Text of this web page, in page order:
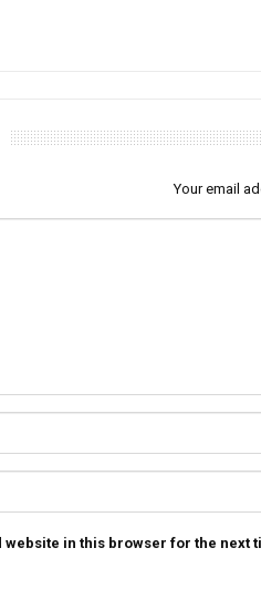
Your email
website in this browser for the next